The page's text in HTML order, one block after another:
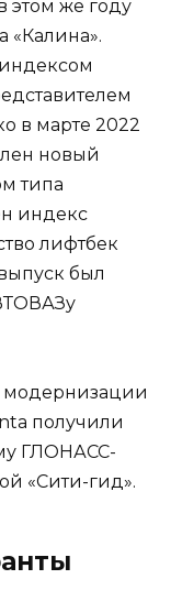
этом же году
«Калина».
в марте 2022
новый
типа
индекс
лифтбек
был
модернизации
получили
ГЛОНАСС-
«Сити-гид».